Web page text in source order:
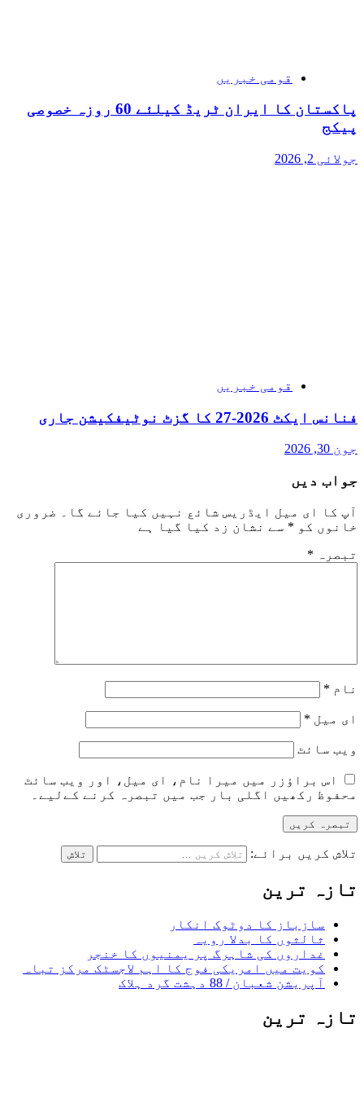
قومی خبریں
پاکستان کا ایران ٹریڈ کیلئے 60 روزہ خصوصی
پیکج
جولائی 2, 2026
قومی خبریں
فنانس ایکٹ 2026-27 کا گزٹ نوٹیفکیشن جاری
جون 30, 2026
جواب دیں
آپ کا ای میل ایڈریس شائع نہیں کیا جائے گا۔
ضروری
خانوں کو * سے نشان زد کیا گیا ہے
تبصرہ *
نام *
ای میل *
ویب‌ سائٹ
اس براؤزر میں میرا نام، ای میل، اور ویب سائٹ
محفوظ رکھیں اگلی بار جب میں تبصرہ کرنے کےلیے۔
تلاش کریں برائے:
تازہ ترین
سازباز کا دوٹوک انکار
ثالثوں کا بدلا رویہ
غداروں کی شاہرگ پر یمنیوں کا خنجر
کویت میں امریکی فوج کا اہم لاجسٹک مرکز تباہ
آپریشن شعبان / 88 دہشت گرد ہلاک
تازہ ترین